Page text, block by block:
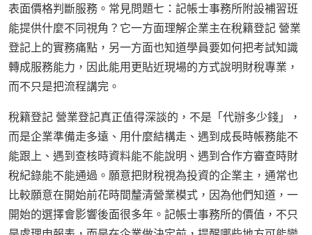
表面價格判斷服務。常見問題七：記帳士事務所附設補習班
能提供什麼不同視角？它一方面理解企業主在稅籍登記 營業
登記上的實務痛點，另一方面也知道學員要如何把考試知識
轉成服務能力，因此能用更貼近現場的方式說明財稅專業，
而不只是把流程講完。
稅籍登記 營業登記真正值得深談的，不是「代辦多少錢」，
而是企業準備走多遠、用什麼結構走、遇到成長時帳務能不
能跟上、遇到查核時資料能不能說明、遇到合作方審查時財
稅紀錄能不能通過。願意把財稅視為投資的企業主，通常也
比較願意在開始前花時間釐清營業模式，因為他們知道，一
開始的選擇會影響後面很多年。記帳士事務所的價值，不只